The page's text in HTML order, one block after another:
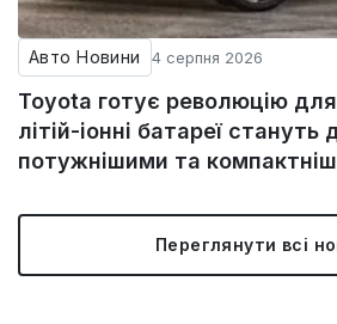
Авто Новини 4 серпня 2026
Toyota готує революцію для
літій-іонні батареї
потужнішими та
Переглянути всі